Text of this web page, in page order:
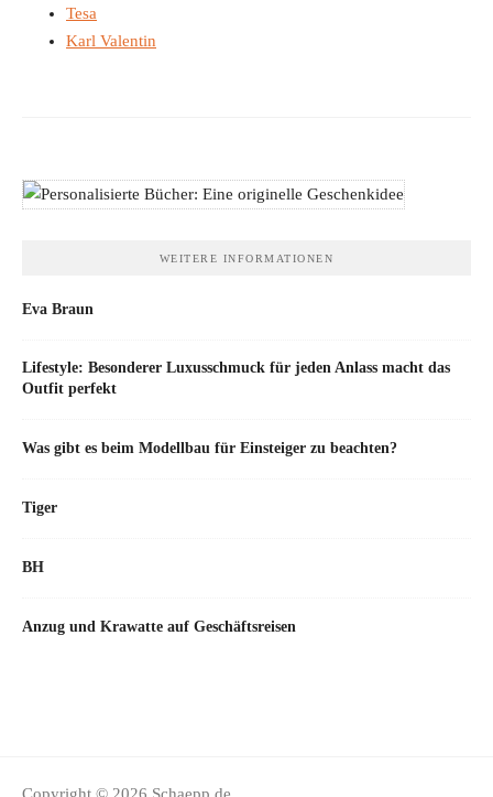
Tesa
Karl Valentin
WEITERE INFORMATIONEN
Eva Braun
Lifestyle: Besonderer Luxusschmuck für jeden Anlass macht das
Outfit perfekt
Was gibt es beim Modellbau für Einsteiger zu beachten?
Tiger
BH
Anzug und Krawatte auf Geschäftsreisen